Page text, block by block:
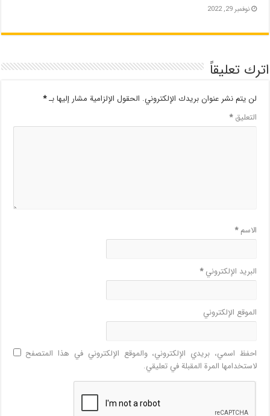
نوفمبر 29, 2022
اترك تعليقاً
لن يتم نشر عنوان بريدك الإلكتروني. الحقول الإلزامية مشار إليها بـ*
التعليق*
الاسم*
البريد الإلكتروني*
الموقع الإلكتروني
احفظ اسمي، بريدي الإلكتروني، والموقع الإلكتروني في هذا المتصفح
لاستخدامها المرة المقبلة في تعليقي.